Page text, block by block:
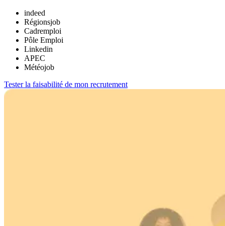
indeed
Régionsjob
Cadremploi
Pôle Emploi
Linkedin
APEC
Météojob
Tester la faisabilité de mon recrutement